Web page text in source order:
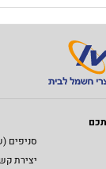
סניפים
יצירת